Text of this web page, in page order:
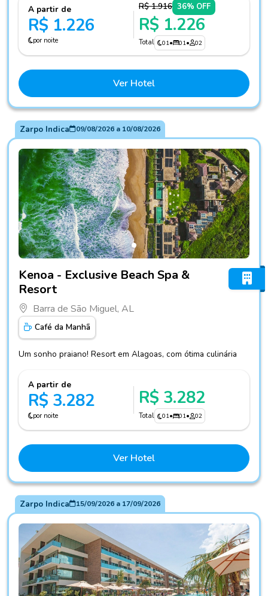
A partir de
R$ 1.226
por noite
R$ 1.916 36% OFF
R$ 1.226
Total 01• 01• 02
Ver Hotel
Zarpo Indica 09/08/2026a 10/08/2026
Fotos do hotel Kenoa - Exclusive Beach Spa & Resort
Kenoa - Exclusive Beach Spa &
Resort
Barra de São Miguel, AL
Café da Manhã
Um sonho praiano! Resort em Alagoas, com ótima culinária
A partir de
R$ 3.282
por noite
R$ 3.282
Total 01• 01• 02
Ver Hotel
Zarpo Indica 15/09/2026a 17/09/2026